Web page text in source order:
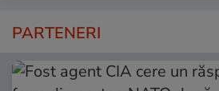
PARTENERI